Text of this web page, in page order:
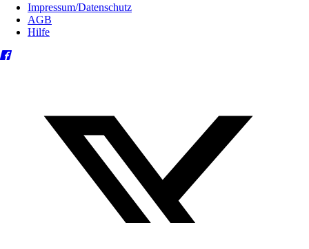
Impressum/Datenschutz
AGB
Hilfe